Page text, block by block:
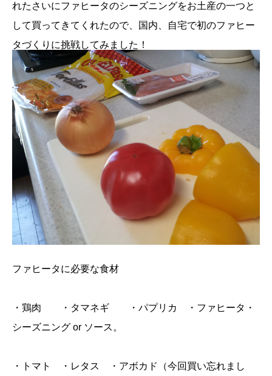
れたさいにファヒータのシーズニングをお土産の一つと
して買ってきてくれたので、国内、自宅で初のファヒー
タづくりに挑戦してみました！
ファヒータに必要な食材
・鶏肉 ・タマネギ ・パプリカ ・ファヒータ・
シーズニング or ソース。
・トマト ・レタス ・アボカド（今回買い忘れまし